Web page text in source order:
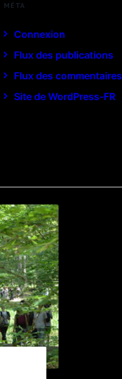
MÉTA
Connexion
Flux des publications
Flux des commentaires
Site de WordPress-FR